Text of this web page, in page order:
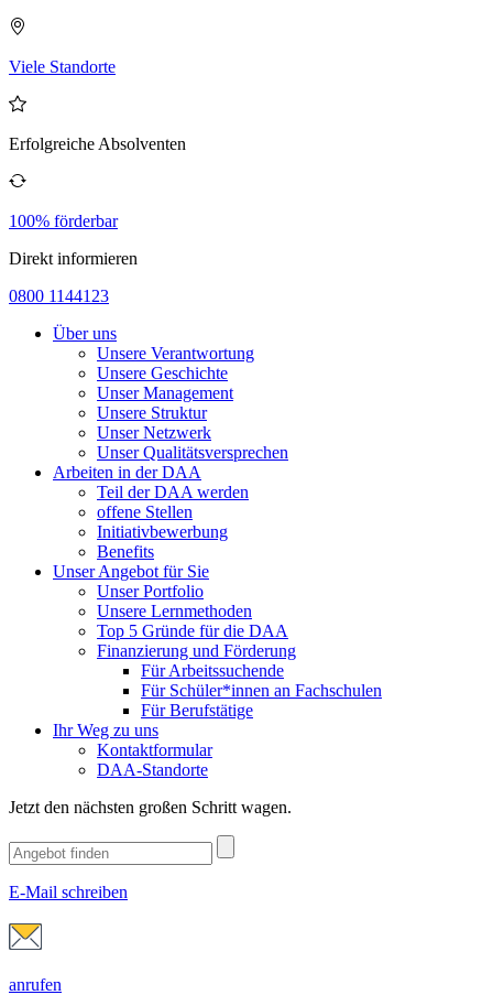
Viele Standorte
Erfolgreiche Absolventen
100% förderbar
Direkt informieren
0800 1144123
Über uns
Unsere Verantwortung
Unsere Geschichte
Unser Management
Unsere Struktur
Unser Netzwerk
Unser Qualitätsversprechen
Arbeiten in der DAA
Teil der DAA werden
offene Stellen
Initiativbewerbung
Benefits
Unser Angebot für Sie
Unser Portfolio
Unsere Lernmethoden
Top 5 Gründe für die DAA
Finanzierung und Förderung
Für Arbeitssuchende
Für Schüler*innen an Fachschulen
Für Berufstätige
Ihr Weg zu uns
Kontaktformular
DAA-Standorte
Jetzt den nächsten großen Schritt wagen.
E-Mail schreiben
anrufen